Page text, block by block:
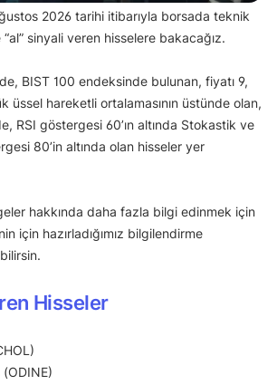
2026 tarihi itibarıyla borsada teknik
sinyali veren hisselere bakacağız.
BIST 100 endeksinde bulunan, fiyatı 9,
üssel hareketli ortalamasının üstünde olan,
RSI göstergesi 60’ın altında Stokastik ve
80’in altında olan hisseler yer
hakkında daha fazla bilgi edinmek için
için hazırladığımız bilgilendirme
Hisseler